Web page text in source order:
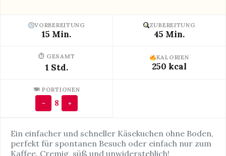
VORBEREITUNG
15 Min.
ZUBEREITUNG
45 Min.
⏱ GESAMT
1 Std.
KALORIEN
250 kcal
🍽 PORTIONEN
− 8 +
Ein einfacher und schneller Käsekuchen ohne Boden,
perfekt für spontanen Besuch oder einfach nur zum
Kaffee. Cremig, süß und unwiderstehlich!